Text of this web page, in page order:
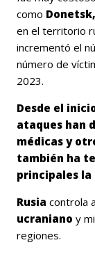
como Donetsk,
en el territorio
incrementó el
número de
2023.
Desde el
ataques han
médicas y
también ha
principales
Rusia controla
ucraniano y
regiones.